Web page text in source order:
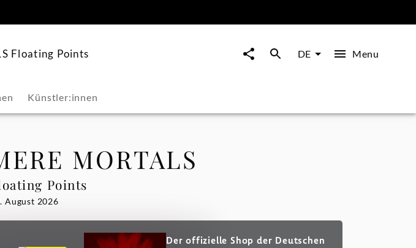
Floating Points DE Menu
Künstler:innen
MORTALS
Points
August 2026
Der offizielle Shop der Deutschen